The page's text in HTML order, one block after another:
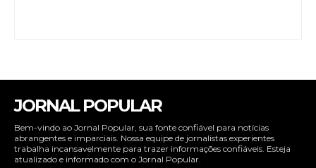
JORNAL POPULAR
Bem-vindo ao Jornal Popular, sua fonte confiável para notícias
abrangentes e imparciais. Nossa equipe de jornalistas experientes
trabalha incansavelmente para trazer informações confiáveis. Esteja
atualizado e informado com o Jornal Popular.